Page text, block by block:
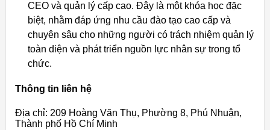
CEO và quản lý cấp cao. Đây là một khóa học đặc
biệt, nhằm đáp ứng nhu cầu đào tạo cao cấp và
chuyên sâu cho những người có trách nhiệm quản lý
toàn diện và phát triển nguồn lực nhân sự trong tổ
chức.
Thông tin liên hệ
Địa chỉ: 209 Hoàng Văn Thụ, Phường 8, Phú Nhuận,
Thành phố Hồ Chí Minh